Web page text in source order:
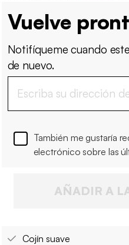
Vuelve
Notifíqueme cuando
de nuevo.
También me gustaría
electrónico sobre las
AÑADIR A
Cojín suave